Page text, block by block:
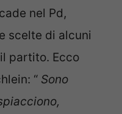
nel Pd,
scelte di alcuni
partito. Ecco
“ Sono